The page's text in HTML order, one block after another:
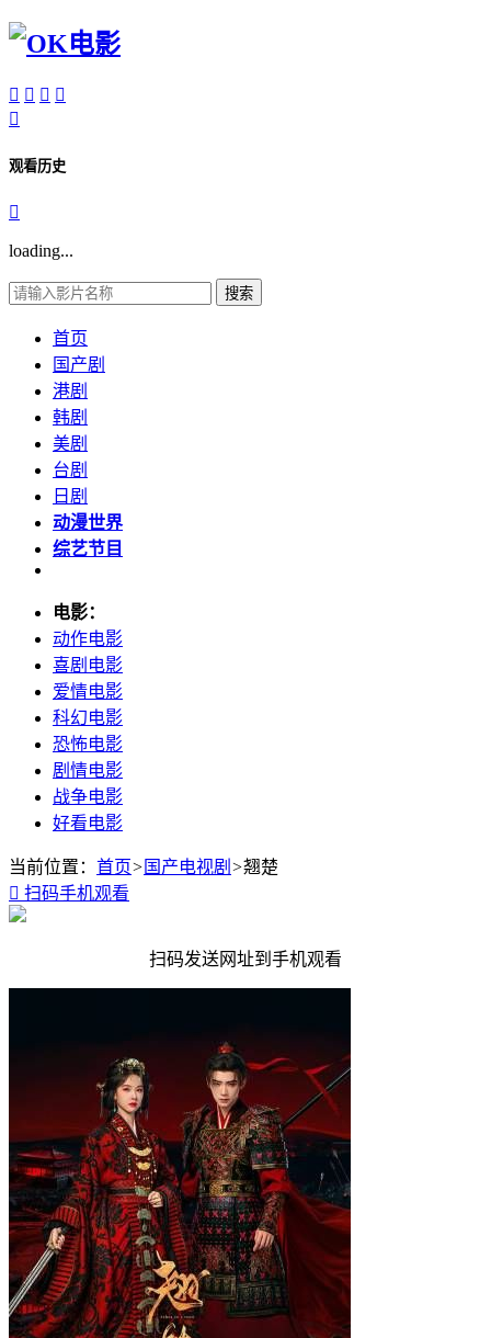
   

观看历史

loading...
搜索
首页
国产剧
港剧
韩剧
美剧
台剧
日剧
动漫世界
综艺节目
电影：
动作电影
喜剧电影
爱情电影
科幻电影
恐怖电影
剧情电影
战争电影
好看电影
当前位置： 首页> 国产电视剧 >翘楚
 扫码手机观看
扫码发送网址到手机观看